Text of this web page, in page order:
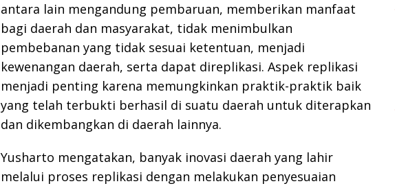
antara lain mengandung pembaruan, memberikan manfaat
bagi daerah dan masyarakat, tidak menimbulkan
pembebanan yang tidak sesuai ketentuan, menjadi
kewenangan daerah, serta dapat direplikasi. Aspek replikasi
menjadi penting karena memungkinkan praktik-praktik baik
yang telah terbukti berhasil di suatu daerah untuk diterapkan
dan dikembangkan di daerah lainnya.
Yusharto mengatakan, banyak inovasi daerah yang lahir
melalui proses replikasi dengan melakukan penyesuaian